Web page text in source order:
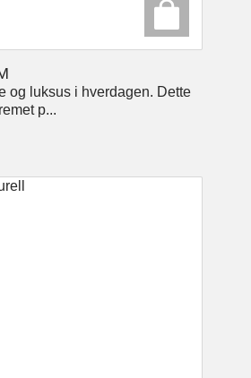
og luksus i hverdagen. Dette
p...